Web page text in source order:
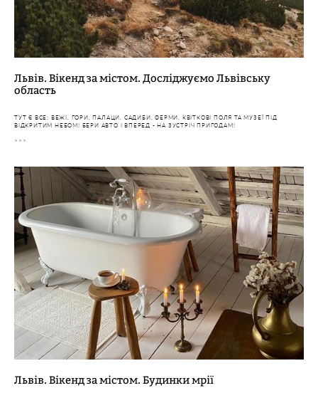
Львів. Вікенд за містом. Досліджуємо Львівську
область
ТУТ Є ВСЕ: ВЕЖІ, ГОРИ, ПАЛАЦИ, САДИБИ, ФЕРМИ, КВІТКОВІ ПОЛЯ ТА МУЗЕЇ ПІД
ВІДКРИТИМ НЕБОМ! БЕРИ АВТО І ВПЕРЕД - НА ЗУСТРІЧ ПРИГОДАМ!
>>>
Львів. Вікенд за містом. Будинки мрії